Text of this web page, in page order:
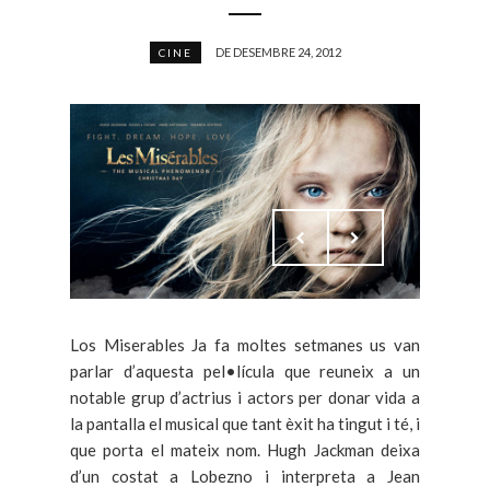
CINE DE DESEMBRE 24, 2012
Los Miserables Ja fa moltes setmanes us van
parlar d’aquesta pel•lícula que reuneix a un
notable grup d’actrius i actors per donar vida a
la pantalla el musical que tant èxit ha tingut i té, i
que porta el mateix nom. Hugh Jackman deixa
d’un costat a Lobezno i interpreta a Jean